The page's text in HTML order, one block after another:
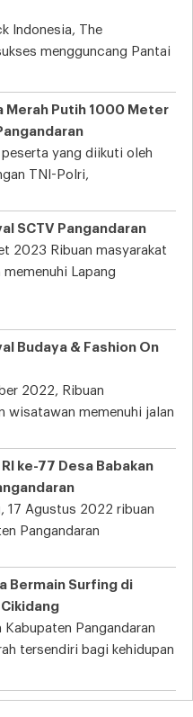
Indonesia, The
mengguncang Pantai
Merah Putih 1000 Meter
peserta yang diikuti oleh
TNI-Polri,
SCTV Pangandaran
2023 Ribuan masyarakat
Lapang
Budaya & Fashion On
2022, Ribuan
wisatawan memenuhi jalan
ke-77 Desa Babakan
17 Agustus 2022 ribuan
Pangandaran
Bermain Surfing di
Cikidang
Kabupaten Pangandaran
tersendiri bagi kehidupan